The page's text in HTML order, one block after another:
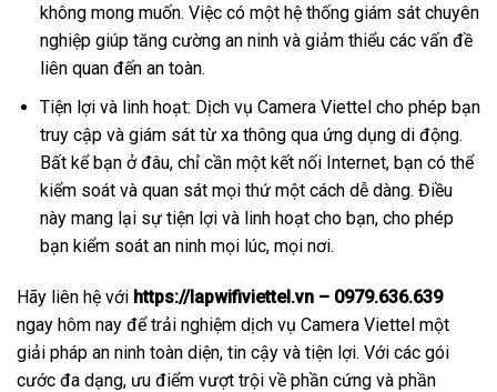
không mong muốn. Việc có một hệ thống giám sát chuyên
nghiệp giúp tăng cường an ninh và giảm thiểu các vấn đề
liên quan đến an toàn.
Tiện lợi và linh hoạt: Dịch vụ Camera Viettel cho phép bạn
truy cập và giám sát từ xa thông qua ứng dụng di động.
Bất kể bạn ở đâu, chỉ cần một kết nối Internet, bạn có thể
kiểm soát và quan sát mọi thứ một cách dễ dàng. Điều
này mang lại sự tiện lợi và linh hoạt cho bạn, cho phép
bạn kiểm soát an ninh mọi lúc, mọi nơi.
Hãy liên hệ với https://lapwifiviettel.vn – 0979.636.639
ngay hôm nay để trải nghiệm dịch vụ Camera Viettel một
giải pháp an ninh toàn diện, tin cậy và tiện lợi. Với các gói
cước đa dạng, ưu điểm vượt trội về phần cứng và phần